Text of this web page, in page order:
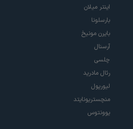
اینتر میلان
بارسلونا
بایرن مونیخ
آرسنال
چلسی
رئال مادرید
لیورپول
منچستریونایتد
یوونتوس